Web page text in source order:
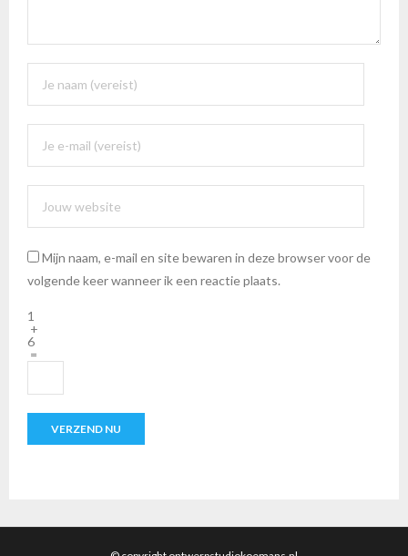
Mijn naam, e-mail en site bewaren in deze browser voor de
volgende keer wanneer ik een reactie plaats.
1
+
6
=